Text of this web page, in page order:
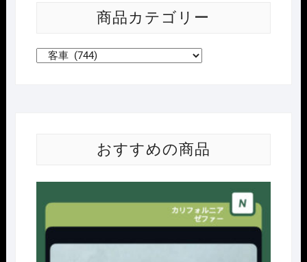
商品カテゴリー
おすすめの商品